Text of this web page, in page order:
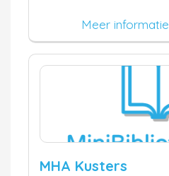
Meer informatie
MHA Kusters